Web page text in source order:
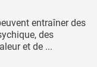
entraîner des
des
et de ...